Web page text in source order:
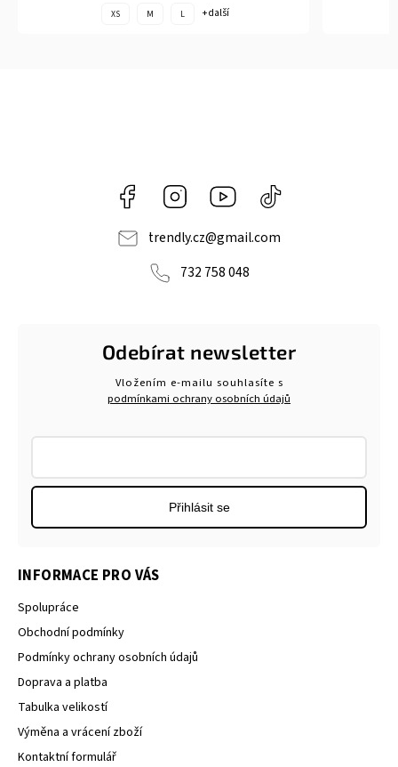
XS M L + další
Facebook Instagram https://www.youtube.com/
navlnetrendu5284
trendly.cz@gmail.com
732 758 048
INFORMACE PRO VÁS
Spolupráce
Obchodní podmínky
Podmínky ochrany osobních údajů
Doprava a platba
Tabulka velikostí
Výměna a vrácení zboží
Kontaktní formulář
Odebírat newsletter
Vložením e-mailu souhlasíte s
podmínkami ochrany osobních údajů
Přihlásit se